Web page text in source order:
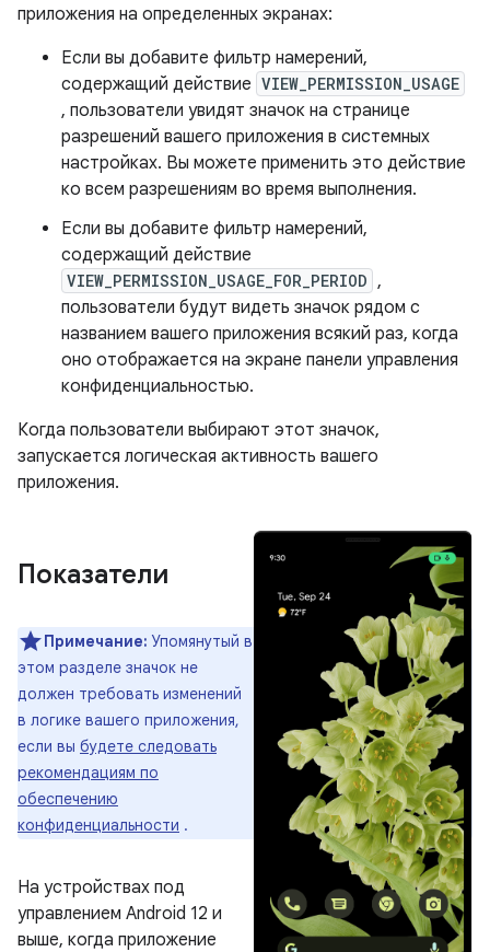
приложения на определенных экранах:
Если вы добавите фильтр намерений,
содержащий действие VIEW_PERMISSION_USAGE
, пользователи увидят значок на странице
разрешений вашего приложения в системных
настройках. Вы можете применить это действие
ко всем разрешениям во время выполнения.
Если вы добавите фильтр намерений,
содержащий действие
VIEW_PERMISSION_USAGE_FOR_PERIOD ,
пользователи будут видеть значок рядом с
названием вашего приложения всякий раз, когда
оно отображается на экране панели управления
конфиденциальностью.
Когда пользователи выбирают этот значок,
запускается логическая активность вашего
приложения.
Показатели
Примечание: Упомянутый в
этом разделе значок не
должен требовать изменений
в логике вашего приложения,
если вы будете следовать
рекомендациям по
обеспечению
конфиденциальности .
На устройствах под
управлением Android 12 и
выше, когда приложение